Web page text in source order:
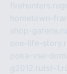
firehunters.ru
hometown-
shop-garena.ru
one-life-
poka-vse-
g2012.rutst-